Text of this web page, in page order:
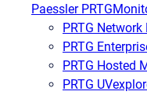
Paessler PRTG
PRTG
PRTG
PRTG Hosted
PRTG